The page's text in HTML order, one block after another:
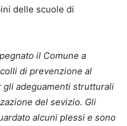
delle scuole di
il Comune a
di prevenzione al
gli adeguamenti strutturali
del sevizio. Gli
alcuni plessi e sono